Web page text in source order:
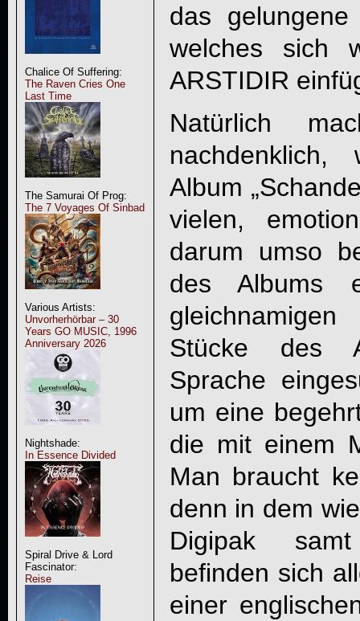
Chalice Of Suffering:
The Raven Cries One
Last Time
The Samurai Of Prog:
The 7 Voyages Of Sinbad
Various Artists:
Unvorherhörbar – 30
Years GO MUSIC, 1996
Anniversary 2026
Nightshade:
In Essence Divided
Spiral Drive & Lord
Fascinator:
Reise
das
welches sich
ARSTIDIR
Natürlich
Album
vielen,
darum umso
des Albums
Stücke des
Sprache
um eine
die mit einem
Man braucht
denn in dem
Digipak
befinden sich
einer